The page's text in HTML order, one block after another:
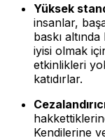
Yüksek
insanlar,
baskı
iyisi olmak
etkinlikleri
katıdırlar.
Kendilerine